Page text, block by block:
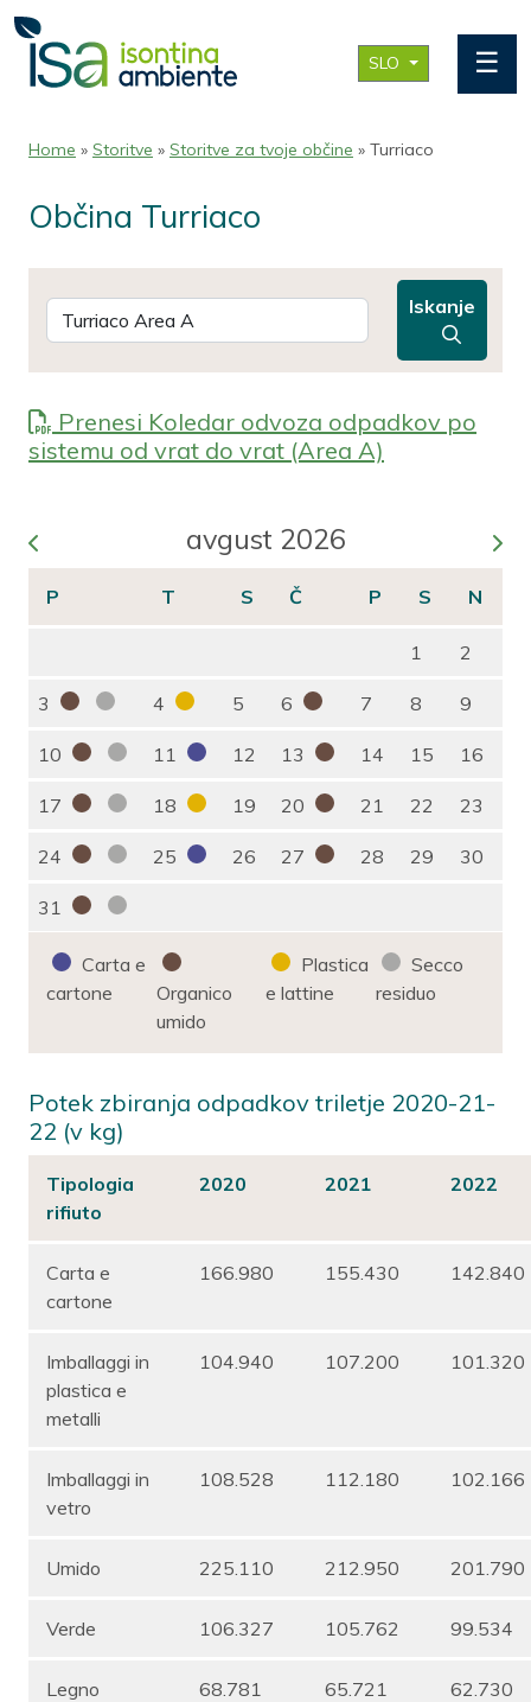
SLO ☰
Home » Storitve » Storitve za tvoje občine » Turriaco
Občina Turriaco
Iskanje
Prenesi Koledar odvoza odpadkov po
sistemu od vrat do vrat (Area A)
avgust 2026
1 2
3 4 5 6 7 8 9
10 11 12 13 14 15 16
17 18 19 20 21 22 23
24 25 26 27 28 29 30
31
Carta e
cartone
Organico
umido
Plastica
e lattine
Secco
residuo
Potek zbiranja odpadkov triletje 2020-21-
22 (v kg)
Tipologia
rifiuto
2020 2021 2022
Carta e
cartone
166.980 155.430 142.840
Imballaggi in
plastica e
metalli
104.940 107.200 101.320
Imballaggi in
vetro
108.528 112.180 102.166
Umido 225.110 212.950 201.790
Verde 106.327 105.762 99.534
Legno 68.781 65.721 62.730